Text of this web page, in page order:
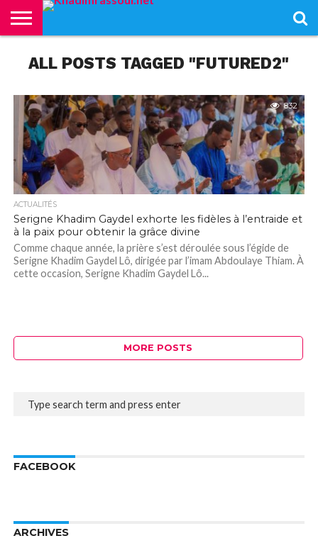
KHADIMRASSOUL
LE
MOURIDISME
ACTUALITÉS
CONTRIBUTIONS
PASS
–
NETALI
BOROM
L’ISLAM
VIDÉOS
ALL POSTS TAGGED "FUTURED2"
832
ACTUALITÉS
Serigne Khadim Gaydel exhorte les fidèles à l’entraide et
à la paix pour obtenir la grâce divine
Comme chaque année, la prière s’est déroulée sous l’égide de
Serigne Khadim Gaydel Lô, dirigée par l’imam Abdoulaye Thiam. À
cette occasion, Serigne Khadim Gaydel Lô...
MORE POSTS
FACEBOOK
ARCHIVES